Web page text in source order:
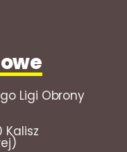
Ligi Obrony
Kalisz